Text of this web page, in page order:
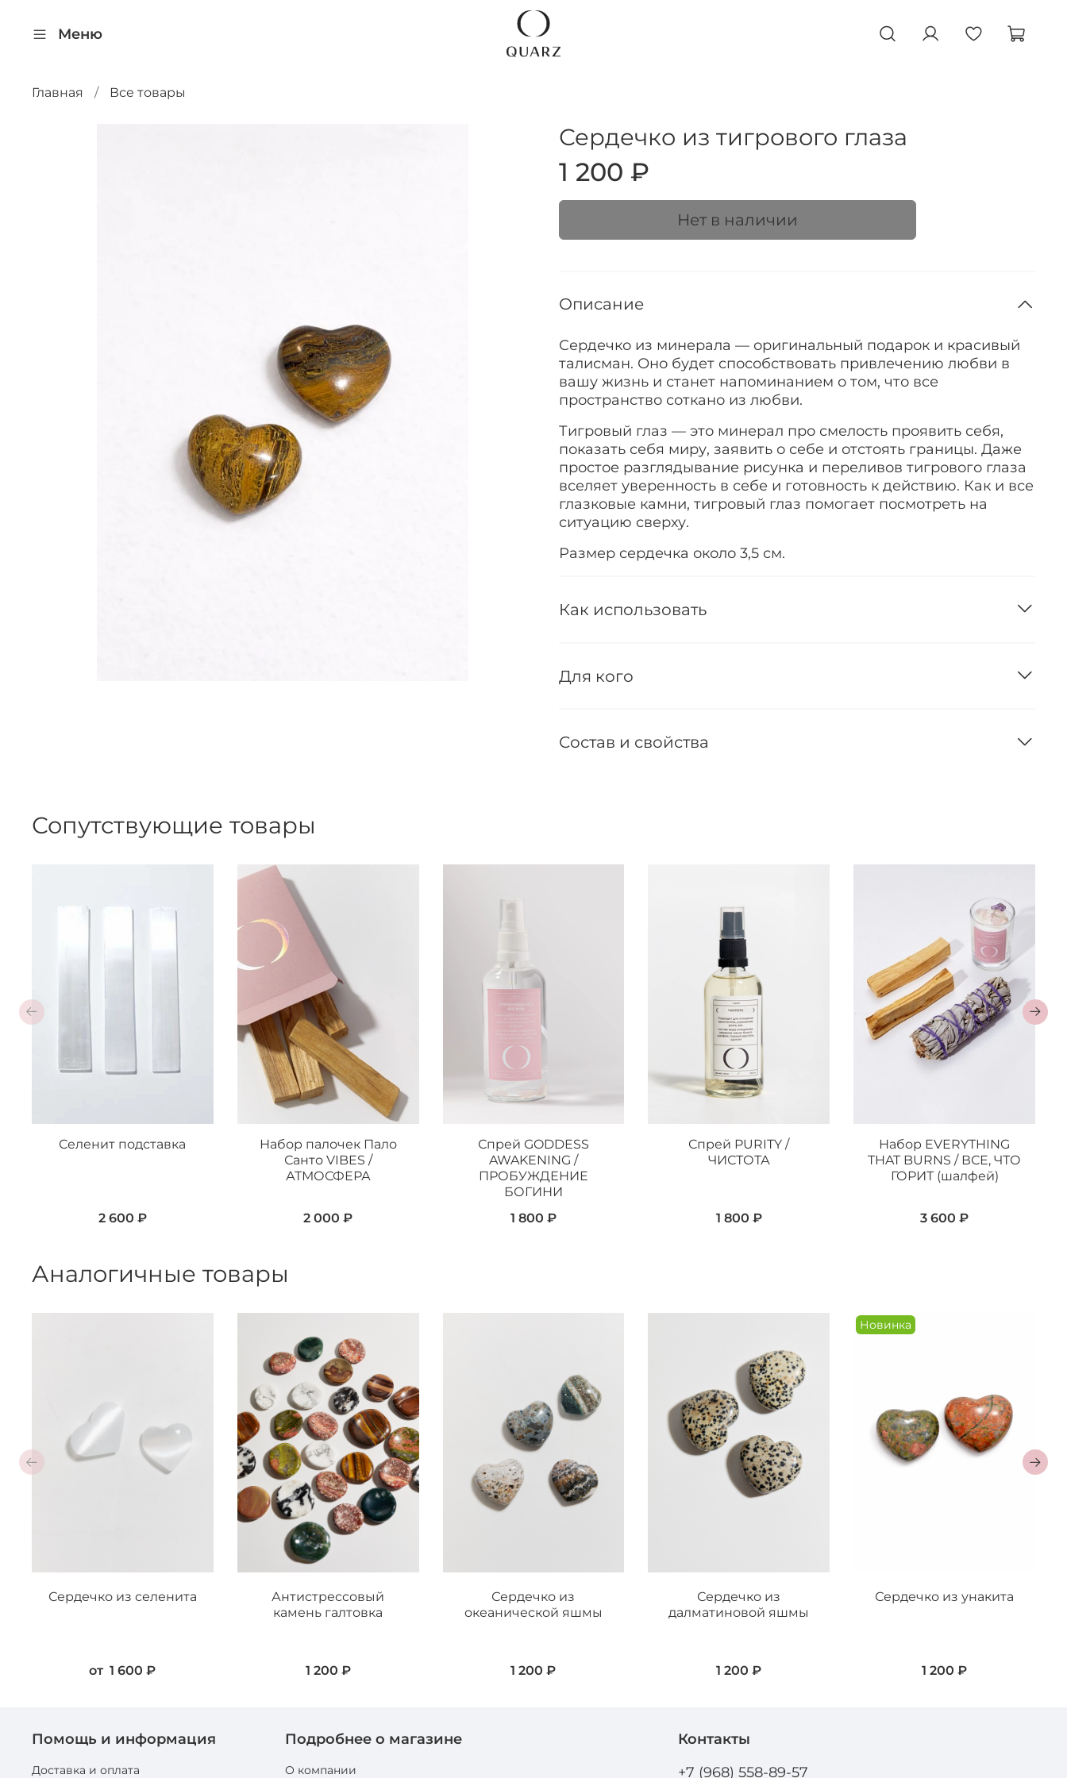
Меню
Главная Все товары
Сердечко из тигрового глаза
1 200 ₽
Нет в наличии
Описание
Сердечко из минерала — оригинальный подарок и красивый
талисман. Оно будет способствовать привлечению любви в
вашу жизнь и станет напоминанием о том, что все
пространство соткано из любви.
Тигровый глаз — это минерал про смелость проявить себя,
показать себя миру, заявить о себе и отстоять границы. Даже
простое разглядывание рисунка и переливов тигрового глаза
вселяет уверенность в себе и готовность к действию. Как и все
глазковые камни, тигровый глаз помогает посмотреть на
ситуацию сверху.
Размер сердечка около 3,5 см.
Как использовать
Для кого
Состав и свойства
Сопутствующие товары
Селенит подставка
2 600 ₽
Набор палочек Пало
Санто VIBES /
АТМОСФЕРА
2 000 ₽
Спрей GODDESS
AWAKENING /
ПРОБУЖДЕНИЕ
БОГИНИ
1 800 ₽
Спрей PURITY /
ЧИСТОТА
1 800 ₽
Набор EVERYTHING
THAT BURNS / ВСЕ, ЧТО
ГОРИТ (шалфей)
3 600 ₽
Аналогичные товары
Сердечко из селенита
от 1 600 ₽
Антистрессовый
камень галтовка
1 200 ₽
Сердечко из
океанической яшмы
1 200 ₽
Сердечко из
далматиновой яшмы
1 200 ₽
Новинка
Сердечко из унакита
1 200 ₽
Помощь и информация
Доставка и оплата
Подробнее о магазине
О компании
Контакты
+7 (968) 558-89-57